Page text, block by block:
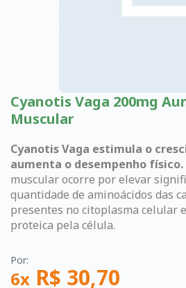
Cyanotis Vaga 200mg
Muscular
Cyanotis Vaga estimula o
aumenta o desempenho físico.
muscular ocorre por elevar
quantidade de aminoácidos das
presentes no citoplasma celular
proteica pela célula.
Por:
6x R$ 30,70